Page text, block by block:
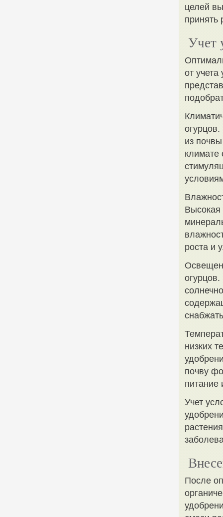
целей
принять
Учет
от
из
климате
Высокая
роста и
низких
почву
питание
Учет
После